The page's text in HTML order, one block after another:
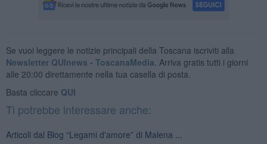
Se vuoi leggere le notizie principali della Toscana iscriviti alla
Newsletter QUInews - ToscanaMedia. Arriva gratis tutti i giorni
alle 20:00 direttamente nella tua casella di posta.
Basta cliccare QUI
Ti potrebbe interessare anche:
Articoli dal Blog “Legami d'amore” di Malena ...